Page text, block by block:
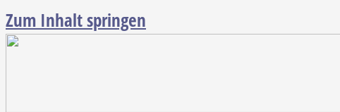
Zum Inhalt springen